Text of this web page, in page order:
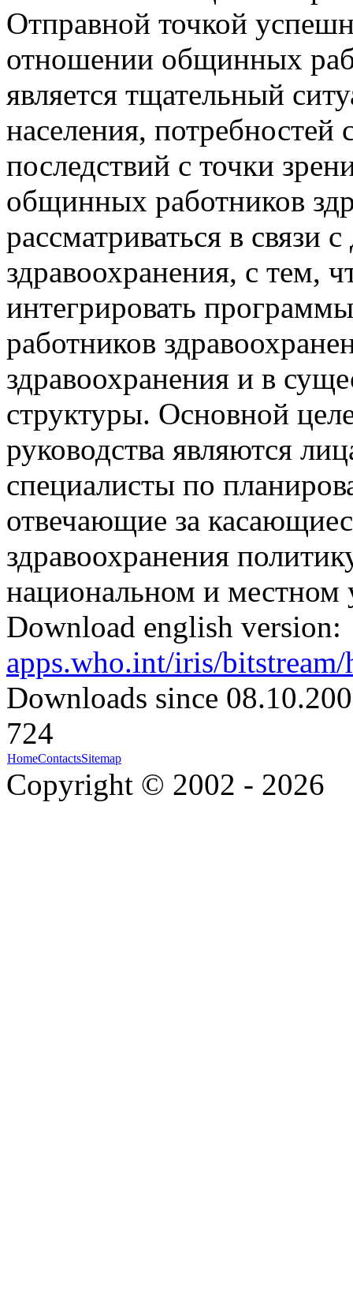
Отправной точкой
отношении общинных
является тщательный
населения, потребностей
последствий с точки
общинных работников
рассматриваться в связи
здравоохранения, с тем,
интегрировать
работников
здравоохранения и в
структуры. Основной
руководства являются
специалисты по
отвечающие за
здравоохранения
национальном и местном
Download english version:
apps.who.int/iris/
Downloads since
724
HomeContactsSitemap
Copyright © 2002 - 2026